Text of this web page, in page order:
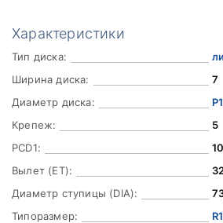
Характеристики
Тип диска:
Ширина диска:
7
Диаметр диска:
Крепеж:
5
PCD1:
Вылет (ET):
Диаметр ступицы (DIA):
Типоразмер: